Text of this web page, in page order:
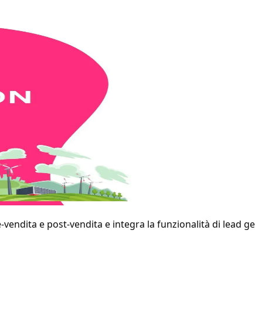
e post-vendita e integra la funzionalità di lead